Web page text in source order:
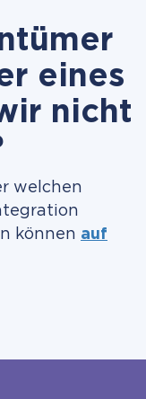
eines
nicht
welchen
können auf